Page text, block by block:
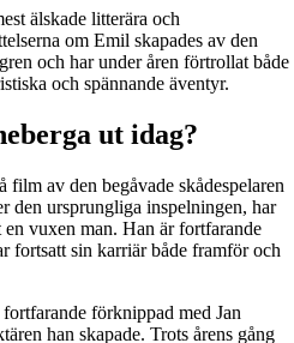
älskade litterära och
om Emil skapades av den
och har under åren förtrollat både
och spännande äventyr.
ut idag?
film av den begåvade skådespelaren
den ursprungliga inspelningen, har
vuxen man. Han är fortfarande
fortsatt sin karriär både framför och
förknippad med Jan
han skapade. Trots årens gång